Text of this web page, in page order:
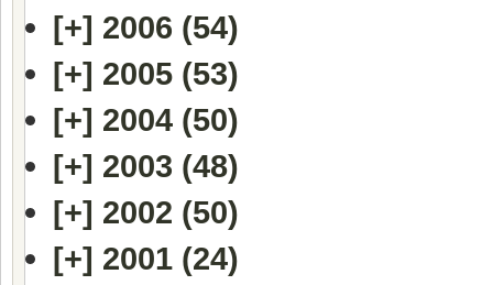
[+] 2006 (54)
[+] 2005 (53)
[+] 2004 (50)
[+] 2003 (48)
[+] 2002 (50)
[+] 2001 (24)